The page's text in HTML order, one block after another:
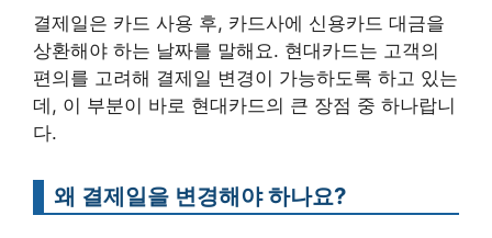
결제일은 카드 사용 후, 카드사에 신용카드 대금을
상환해야 하는 날짜를 말해요. 현대카드는 고객의
편의를 고려해 결제일 변경이 가능하도록 하고 있는
데, 이 부분이 바로 현대카드의 큰 장점 중 하나랍니
다.
왜 결제일을 변경해야 하나요?